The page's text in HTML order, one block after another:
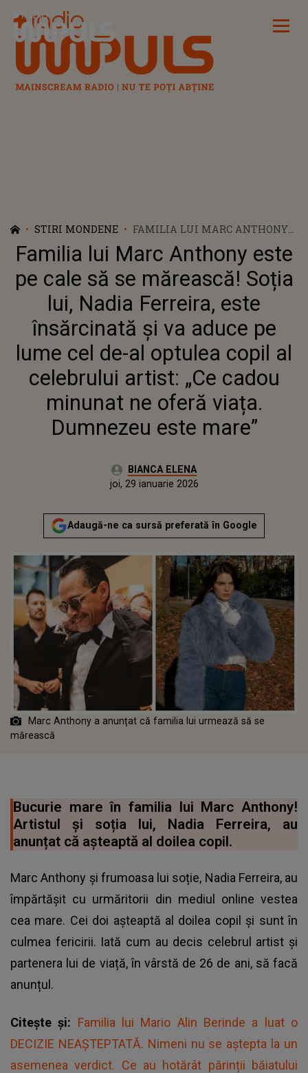
Radio Impuls
STIRI MONDENE
FAMILIA LUI MARC ANTHONY
ESTE PE CALE SĂ SE MĂREASCĂ!
SOȚIA LUI, NADIA FERREIRA,
ESTE ÎNSĂRCINATĂ ȘI VA
ADUCE PE LUME CEL DE-AL
OPTULEA COPIL AL
CELEBRULUI ARTIST: „CE CADOU
MINUNAT NE OFERĂ VIAȚA.
DUMNEZEU ESTE MARE”
Familia lui Marc Anthony este
pe cale să se mărească! Soția
lui, Nadia Ferreira, este
însărcinată și va aduce pe
lume cel de-al optulea copil al
celebrului artist: „Ce cadou
minunat ne oferă viața.
Dumnezeu este mare”
Autor:BIANCA ELENA
Publicat:
joi, 29 ianuarie 2026
Adaugă-ne ca sursă preferată în Google
Marc Anthony a anunțat că familia lui urmează să se
mărească
Bucurie mare în familia lui Marc Anthony!
Artistul și soția lui, Nadia Ferreira, au
anunțat că așteaptă al doilea copil.
Marc Anthony și frumoasa lui soție, Nadia Ferreira, au
împărtășit cu urmăritorii din mediul online vestea
cea mare. Cei doi așteaptă al doilea copil și sunt în
culmea fericirii. Iată cum au decis celebrul artist și
partenera lui de viață, în vârstă de 26 de ani, să facă
anunțul.
Citește și: Familia lui Mario Alin Berinde a luat o
DECIZIE NEAȘTEPTATĂ. Nimeni nu se aştepta la un
asemenea verdict. Ce au hotărât părinții băiatului